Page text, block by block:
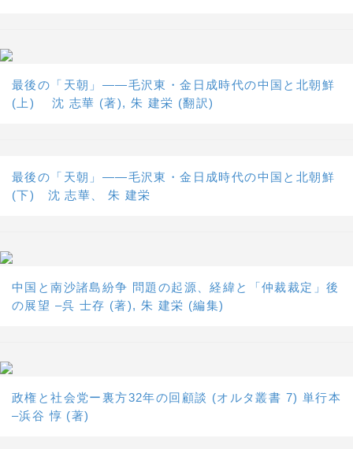
最後の「天朝」――毛沢東・金日成時代の中国と北朝鮮
(上) 沈 志華 (著), 朱 建栄 (翻訳)
最後の「天朝」――毛沢東・金日成時代の中国と北朝鮮
(下) 沈 志華、 朱 建栄
中国と南沙諸島紛争 問題の起源、経緯と「仲裁裁定」後
の展望 –呉 士存 (著), 朱 建栄 (編集)
政権と社会党ー裏方32年の回顧談 (オルタ叢書 7) 単行本
–浜谷 惇 (著)